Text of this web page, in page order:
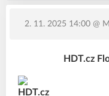
2. 11. 2025 14:00@
HDT.cz